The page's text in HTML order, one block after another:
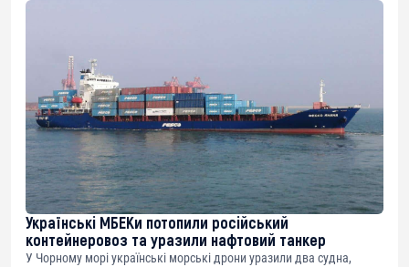
Українські МБЕКи потопили російський
контейнеровоз та уразили нафтовий танкер
У Чорному морі українські морські дрони уразили два судна,